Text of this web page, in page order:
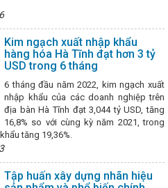
Vũng Áng II - Công ty TNHH Nhiệt
Thương Hà Tĩnh tích cực hưởng
hỗ trợ ngành cơ khí Việt Nam gắn
đường sắt Việt Nam
Bộ trưởng
Quốc hội quan tâm về phát triển
hoạch kiểm tra Công đoàn cơ sở
Thương về công tác chuẩn bị đại
Chào cờ - triển khai công tác
những tấn than đầu tiên
Giải
hiện chính quyền địa phương 02
truyền Cuộc vận động “Người Việt
2023
2025
Đề xuất xây dựng dự
Hà Tĩnh
Ban Thường vụ Tỉnh ủy,
Kim ngạch xuất nhập khẩu
hàng hóa Hà Tĩnh đạt hơn 3 tỷ
USD trong 6 tháng
6 tháng đầu năm 2022, kim ngạch xuất
nhập khẩu của các doanh nghiệp trên
địa bàn Hà Tĩnh đạt 3,044 tỷ USD, tăng
16,8% so với cùng kỳ năm 2021, trong
tăng 19,36%.
Tập huấn xây dựng nhãn hiệu